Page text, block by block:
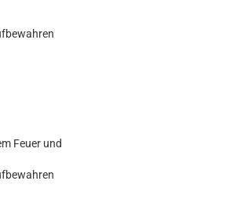
Feuer und